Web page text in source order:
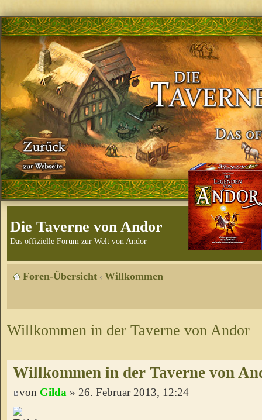
Die Taverne von Andor
Das offizielle Forum zur Welt von Andor
Foren-Übersicht ‹ Willkommen
Willkommen in der Taverne von Andor
Willkommen in der Taverne von
von Gilda » 26. Februar 2013, 12:24